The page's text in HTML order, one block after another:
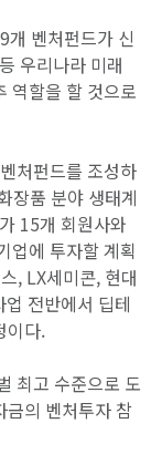
개 벤처펀드가 신
우리나라 미래
역할을 할 것으로
처펀드를 조성하
장품 분야 생태계
15개 회원사와
업에 투자할 계획
, LX세미콘, 현대
전반에서 딥테
이다.
최고 수준으로 도
금의 벤처투자 참